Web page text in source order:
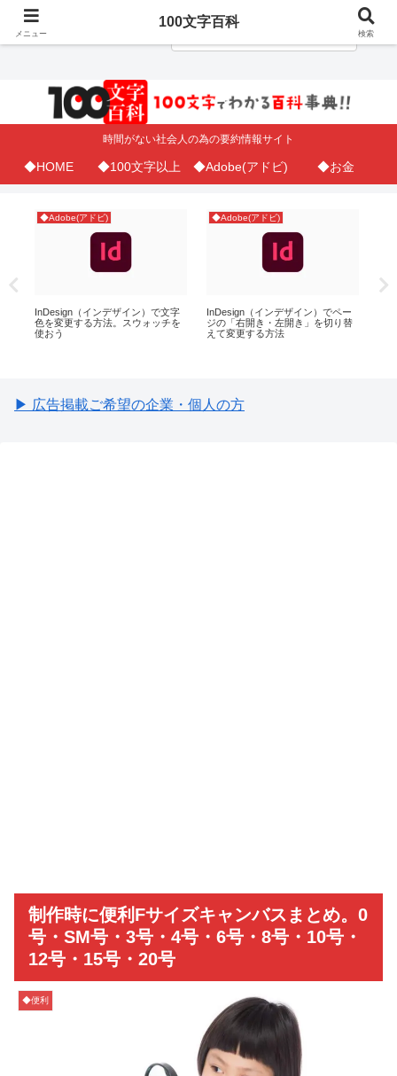
時間がない社会人の為の要約情報サイト
◆HOME ◆100文字以上 ◆Adobe(アドビ) ◆お金
◆Adobe(アドビ)
InDesign（インデザイン）で文字
色を変更する方法。スウォッチを
使おう
◆Adobe(アドビ)
InDesign（インデザイン）でペー
ジの「右開き・左開き」を切り替
えて変更する方法
▶ 広告掲載ご希望の企業・個人の方
制作時に便利Fサイズキャンバスまとめ。0
号・SM号・3号・4号・6号・8号・10号・
12号・15号・20号
◆便利
メニュー
100文字百科
検索